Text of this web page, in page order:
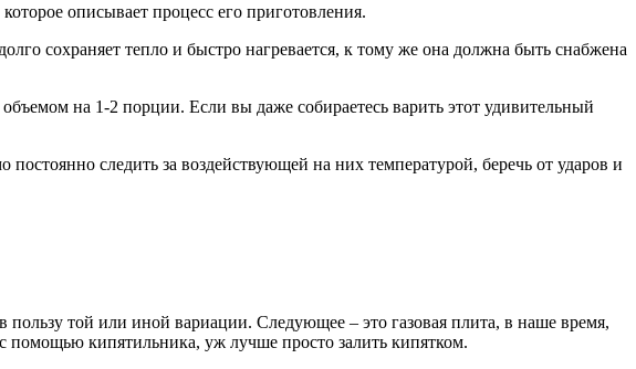
описывает процесс его приготовления.
сохраняет тепло и быстро нагревается, к тому же она должна быть снабжена
на 1-2 порции. Если вы даже собираетесь варить этот удивительный
следить за воздействующей на них температурой, беречь от ударов и
той или иной вариации. Следующее – это газовая плита, в наше время,
помощью кипятильника, уж лучше просто залить кипятком.